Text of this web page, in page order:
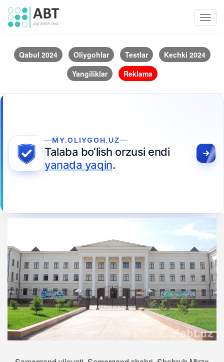
Qabul 2024 Oliygohlar Testlar
Kechki 2024
Yangiliklar
Reklama
MY.OLIYGOH.UZ
Talaba bo‘lish orzusi endi
yanada yaqin.